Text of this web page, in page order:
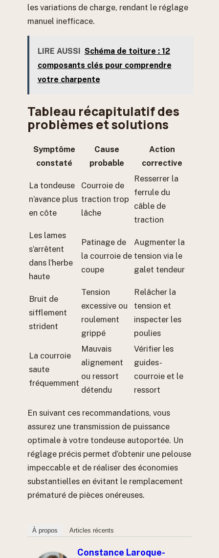
les variations de charge, rendant le réglage
manuel inefficace.
LIRE AUSSI Schéma de toiture : 12
composants clés pour comprendre
votre charpente
Tableau récapitulatif des
problèmes et solutions
Symptôme
constaté
Cause
probable
Action
corrective
La tondeuse
n’avance plus
en côte
Courroie de
traction trop
lâche
Resserrer la
ferrule du
câble de
traction
Les lames
s’arrêtent
dans l’herbe
haute
Patinage de
la courroie de
coupe
Augmenter la
tension via le
galet tendeur
Bruit de
sifflement
strident
Tension
excessive ou
roulement
grippé
Relâcher la
tension et
inspecter les
poulies
La courroie
saute
fréquemment
Mauvais
alignement
ou ressort
détendu
Vérifier les
guides-
courroie et le
ressort
En suivant ces recommandations, vous
assurez une transmission de puissance
optimale à votre tondeuse autoportée. Un
réglage précis permet d’obtenir une pelouse
impeccable et de réaliser des économies
substantielles en évitant le remplacement
prématuré de pièces onéreuses.
À propos Articles récents
Constance Laroque-